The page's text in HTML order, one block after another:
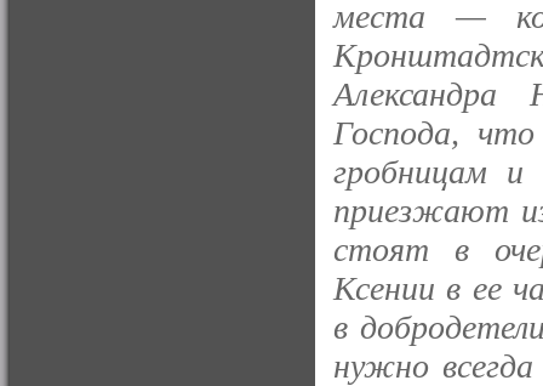
места — ко
Господа,
гробницам и
приезжают
стоят в
Ксении в ее
в
нужно